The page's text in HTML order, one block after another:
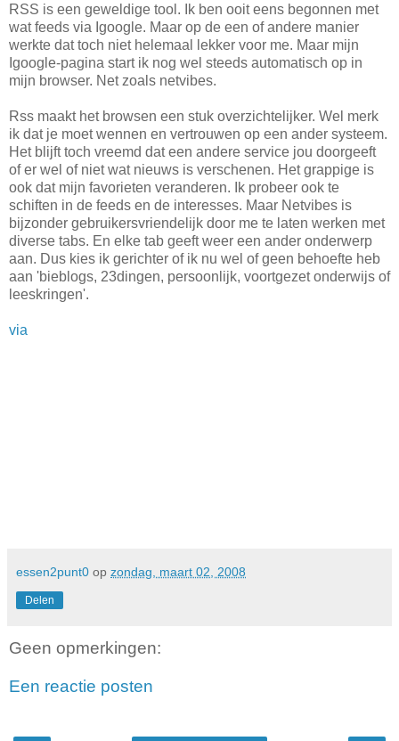
RSS is een geweldige tool. Ik ben ooit eens begonnen met
wat feeds via Igoogle. Maar op de een of andere manier
werkte dat toch niet helemaal lekker voor me. Maar mijn
Igoogle-pagina start ik nog wel steeds automatisch op in
mijn browser. Net zoals netvibes.
Rss maakt het browsen een stuk overzichtelijker. Wel merk
ik dat je moet wennen en vertrouwen op een ander systeem.
Het blijft toch vreemd dat een andere service jou doorgeeft
of er wel of niet wat nieuws is verschenen. Het grappige is
ook dat mijn favorieten veranderen. Ik probeer ook te
schiften in de feeds en de interesses. Maar Netvibes is
bijzonder gebruikersvriendelijk door me te laten werken met
diverse tabs. En elke tab geeft weer een ander onderwerp
aan. Dus kies ik gerichter of ik nu wel of geen behoefte heb
aan 'bieblogs, 23dingen, persoonlijk, voortgezet onderwijs of
leeskringen'.
via
essen2punt0 op zondag, maart 02, 2008
Delen
Geen opmerkingen:
Een reactie posten